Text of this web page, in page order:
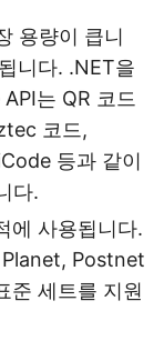
용량이 큽니
니다. .NET을
는 QR 코드
코드,
등과 같이
다.
에 사용됩니다.
Postnet
준 세트를 지원